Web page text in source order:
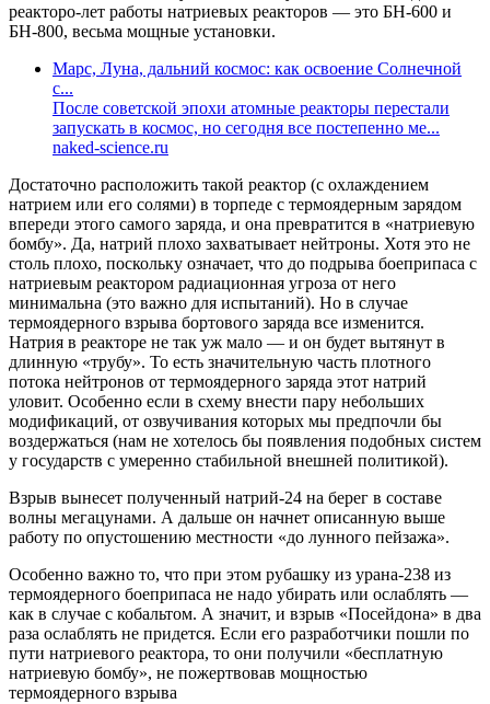
реакторо-лет работы натриевых реакторов — это БН-600 и
БН-800, весьма мощные установки.
Марс, Луна, дальний космос: как освоение Солнечной
с...
После советской эпохи атомные реакторы перестали
запускать в космос, но сегодня все постепенно ме...
naked-science.ru
Достаточно расположить такой реактор (с охлаждением
натрием или его солями) в торпеде с термоядерным зарядом
впереди этого самого заряда, и она превратится в «натриевую
бомбу». Да, натрий плохо захватывает нейтроны. Хотя это не
столь плохо, поскольку означает, что до подрыва боеприпаса с
натриевым реактором радиационная угроза от него
минимальна (это важно для испытаний). Но в случае
термоядерного взрыва бортового заряда все изменится.
Натрия в реакторе не так уж мало — и он будет вытянут в
длинную «трубу». То есть значительную часть плотного
потока нейтронов от термоядерного заряда этот натрий
уловит. Особенно если в схему внести пару небольших
модификаций, от озвучивания которых мы предпочли бы
воздержаться (нам не хотелось бы появления подобных систем
у государств с умеренно стабильной внешней политикой).
Взрыв вынесет полученный натрий-24 на берег в составе
волны мегацунами. А дальше он начнет описанную выше
работу по опустошению местности «до лунного пейзажа».
Особенно важно то, что при этом рубашку из урана-238 из
термоядерного боеприпаса не надо убирать или ослаблять —
как в случае с кобальтом. А значит, и взрыв «Посейдона» в два
раза ослаблять не придется. Если его разработчики пошли по
пути натриевого реактора, то они получили «бесплатную
натриевую бомбу», не пожертвовав мощностью
термоядерного взрыва